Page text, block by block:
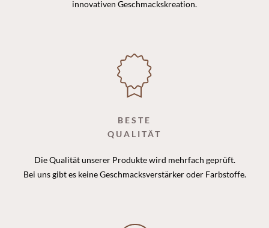
innovativen Geschmackskreation.
BESTE
QUALITÄT
Die Qualität unserer Produkte wird mehrfach geprüft.
Bei uns gibt es keine Geschmacksverstärker oder Farbstoffe.